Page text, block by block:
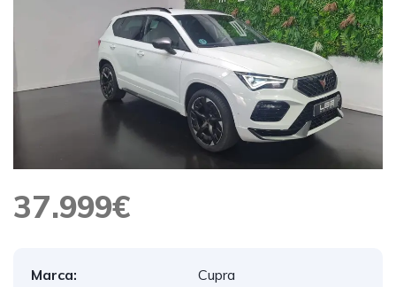
37.999€
Marca:
Cupra